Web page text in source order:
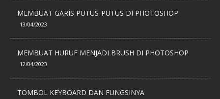
MEMBUAT GARIS PUTUS-PUTUS DI PHOTOSHOP
13/04/2023
MEMBUAT HURUF MENJADI BRUSH DI PHOTOSHOP
12/04/2023
TOMBOL KEYBOARD DAN FUNGSINYA